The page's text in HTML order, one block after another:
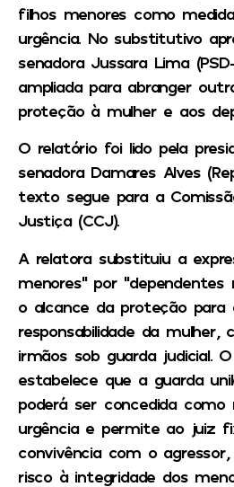
filhos menores como
urgência. No substitutivo
senadora Jussara Lima
ampliada para abranger
proteção à mulher e aos
O relatório foi lido pela
senadora Damares Alves
texto segue para a
Justiça (CCJ).
A relatora substituiu a
menores” por “dependentes
o alcance da proteção para
responsabilidade da mulher,
irmãos sob guarda judicial.
estabelece que a guarda
poderá ser concedida
urgência e permite ao juiz
convivência com o
risco à integridade dos